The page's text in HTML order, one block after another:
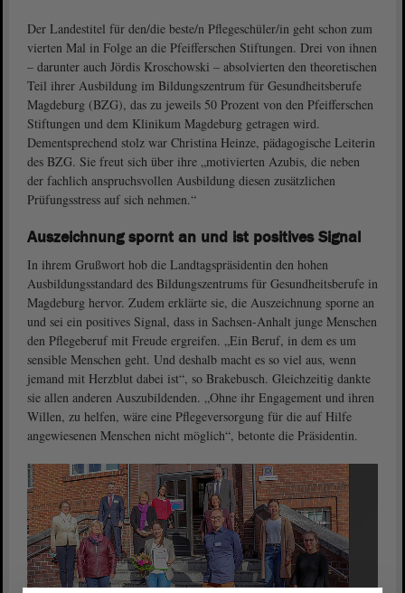
Der Landestitel für den/die beste/n Pflegeschüler/in geht schon zum
vierten Mal in Folge an die Pfeifferschen Stiftungen. Drei von ihnen
– darunter auch Jördis Kroschowski – absolvierten den theoretischen
Teil ihrer Ausbildung im Bildungszentrum für Gesundheitsberufe
Magdeburg (BZG), das zu jeweils 50 Prozent von den Pfeifferschen
Stiftungen und dem Klinikum Magdeburg getragen wird.
Dementsprechend stolz war Christina Heinze, pädagogische Leiterin
des BZG. Sie freut sich über ihre „motivierten Azubis, die neben
der fachlich anspruchsvollen Ausbildung diesen zusätzlichen
Prüfungsstress auf sich nehmen.“
Auszeichnung spornt an und ist positives Signal
In ihrem Grußwort hob die Landtagspräsidentin den hohen
Ausbildungsstandard des Bildungszentrums für Gesundheitsberufe in
Magdeburg hervor. Zudem erklärte sie, die Auszeichnung sporne an
und sei ein positives Signal, dass in Sachsen-Anhalt junge Menschen
den Pflegeberuf mit Freude ergreifen. „Ein Beruf, in dem es um
sensible Menschen geht. Und deshalb macht es so viel aus, wenn
jemand mit Herzblut dabei ist“, so Brakebusch. Gleichzeitig dankte
sie allen anderen Auszubildenden. „Ohne ihr Engagement und ihren
Willen, zu helfen, wäre eine Pflegeversorgung für die auf Hilfe
angewiesenen Menschen nicht möglich“, betonte die Präsidentin.